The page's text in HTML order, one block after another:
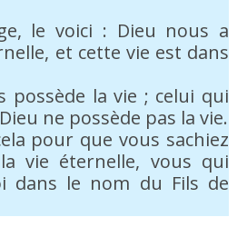
le voici : Dieu nous a
et cette vie est dans
possède la vie ; celui qui
ne possède pas la vie.
pour que vous sachiez
vie éternelle, vous qui
dans le nom du Fils de